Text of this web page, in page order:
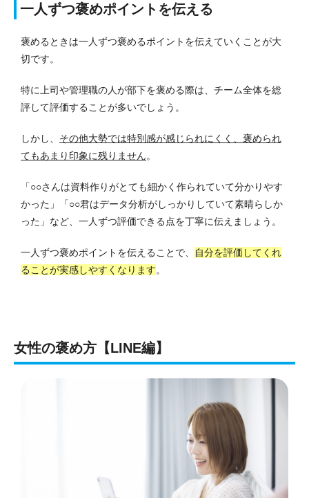
一人ずつ褒めポイントを伝える
褒めるときは一人ずつ褒めるポイントを伝えていくことが大
切です。
特に上司や管理職の人が部下を褒める際は、チーム全体を総
評して評価することが多いでしょう。
しかし、 その他大勢では特別感が感じられにくく、褒められ
てもあまり印象に残りません。
「○○さんは資料作りがとても細かく作られていて分かりやす
かった」「○○君はデータ分析がしっかりしていて素晴らしか
った」など、一人ずつ評価できる点を丁寧に伝えましょう。
一人ずつ褒めポイントを伝えることで、
自分を評価してくれ
ることが実感しやすくなります。
女性の褒め方【LINE編】